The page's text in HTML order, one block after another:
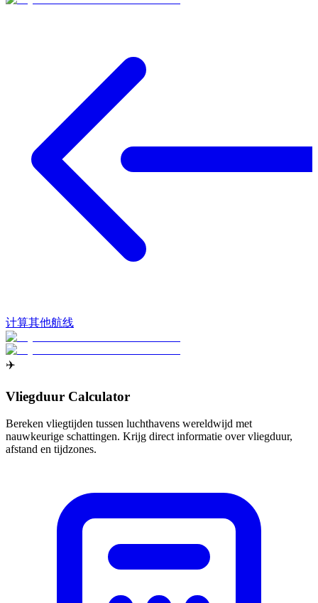
计算其他航线
✈️
Vliegduur Calculator
Bereken vliegtijden tussen luchthavens wereldwijd met
nauwkeurige schattingen. Krijg direct informatie over vliegduur,
afstand en tijdzones.